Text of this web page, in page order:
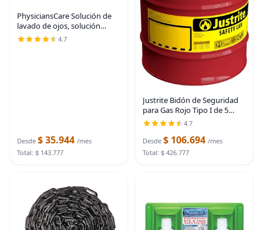
PhysiciansCare Solución de
lavado de ojos, solución
tamponada isotónica estéril
para enjuagar e irrigar los
4.7
Desde $ 35.944 /mes
Total: $ 143.777
Justrite Bidón de Seguridad
para Gas Rojo Tipo I de 5
Galones para Gasolina con
Arrestallamas y Tapa de
Cierre Automático, Fabricado
en los Estados
4.7
Desde $ 106.694 /mes
Total: $ 426.777